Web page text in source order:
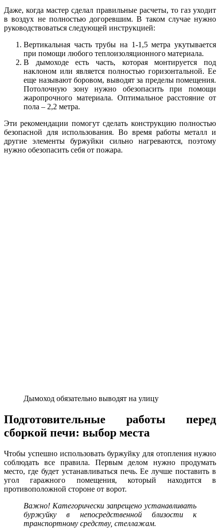
Даже, когда мастер сделал правильные расчеты, то газ уходит
в воздух не полностью догоревшим. В таком случае нужно
руководствоваться следующей инструкцией:
Вертикальная часть трубы на 1-1,5 метра укутывается
при помощи любого теплоизоляционного материала.
В дымоходе есть часть, которая монтируется под
наклоном или является полностью горизонтальной. Ее
еще называют боровом, выводят за пределы помещения.
Потолочную зону нужно обезопасить при помощи
жаропрочного материала. Оптимальное расстояние от
пола – 2,2 метра.
Эти рекомендации помогут сделать конструкцию полностью
безопасной для использования. Во время работы металл и
другие элементы буржуйки сильно нагреваются, поэтому
нужно обезопасить себя от пожара.
Дымоход обязательно выводят на улицу
Подготовительные работы перед
сборкой печи: выбор места
Чтобы успешно использовать буржуйку для отопления нужно
соблюдать все правила. Первым делом нужно продумать
место, где будет устанавливаться печь. Ее лучше поставить в
угол гаражного помещения, который находится в
противоположной стороне от ворот.
Важно! Категорически запрещено устанавливать
буржуйку в непосредственной близости к
транспортному средству, стеллажам.